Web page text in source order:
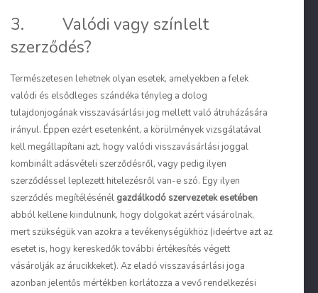
3. Valódi vagy színlelt
szerződés?
Természetesen lehetnek olyan esetek, amelyekben a felek
valódi és elsődleges szándéka tényleg a dolog
tulajdonjogának visszavásárlási jog mellett való átruházására
irányul. Éppen ezért esetenként, a körülmények vizsgálatával
kell megállapítani azt, hogy valódi visszavásárlási joggal
kombinált adásvételi szerződésről, vagy pedig ilyen
szerződéssel leplezett hitelezésről van-e szó. Egy ilyen
szerződés megítélésénél gazdálkodó szervezetek esetében
abból kellene kiindulnunk, hogy dolgokat azért vásárolnak,
mert szükségük van azokra a tevékenységükhöz (ideértve azt az
esetet is, hogy kereskedők további értékesítés végett
vásárolják az árucikkeket). Az eladó visszavásárlási joga
azonban jelentős mértékben korlátozza a vevő rendelkezési